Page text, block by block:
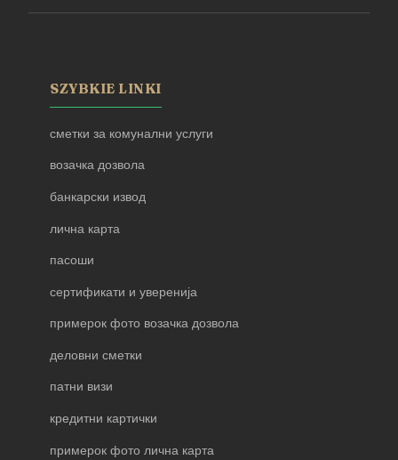
SZYBKIE LINKI
сметки за комунални услуги
возачка дозвола
банкарски извод
лична карта
пасоши
сертификати и уверенија
примерок фото возачка дозвола
деловни сметки
патни визи
кредитни картички
примерок фото лична карта